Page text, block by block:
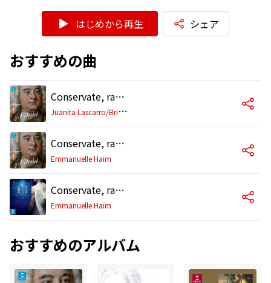
はじめから再生 シェア
おすすめの曲
Conservate, raddopiate, HWV 185: I. Conservate, raddoppiate
J
uanita Lascarro/Brian Asawa/Le Concert d`Astrée/Emmanuelle Haïm
Conservate, raddopiate, HWV 185: II. Nodi voi, che gli stringeste
Emmanuelle Haïm
Conservate, raddopiate, HWV 185
Emmanuelle Haïm
おすすめのアルバム